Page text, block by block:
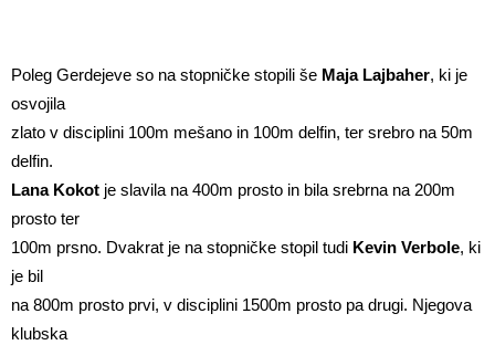
Poleg Gerdejeve so na stopničke stopili še Maja Lajbaher, ki je
osvojila
zlato v disciplini 100m mešano in 100m delfin, ter srebro na 50m
delfin.
Lana Kokot je slavila na 400m prosto in bila srebrna na 200m
prosto ter
100m prsno. Dvakrat je na stopničke stopil tudi Kevin Verbole, ki
je bil
na 800m prosto prvi, v disciplini 1500m prosto pa drugi. Njegova
klubska